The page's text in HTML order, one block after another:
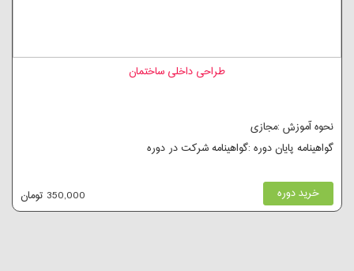
طراحی داخلی ساختمان
نحوه آموزش :مجازی
گواهینامه پایان دوره :گواهینامه شرکت در دوره
خرید دوره 350,000 تومان